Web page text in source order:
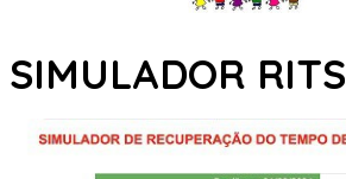
SIMULADOR RITS